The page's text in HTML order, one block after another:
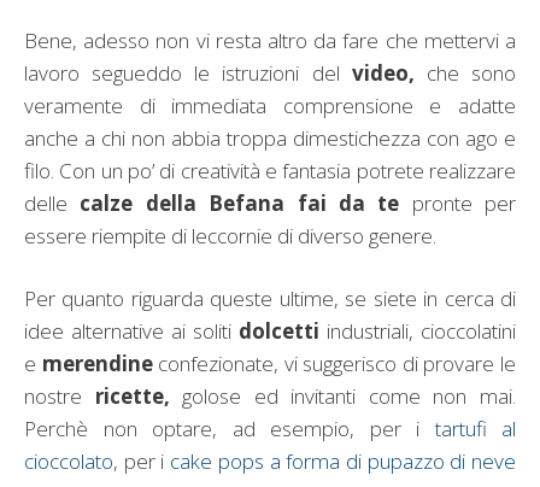
Bene, adesso non vi resta altro da fare che mettervi a
lavoro segueddo le istruzioni del video, che sono
veramente di immediata comprensione e adatte
anche a chi non abbia troppa dimestichezza con ago e
filo. Con un po’ di creatività e fantasia potrete realizzare
delle calze della Befana fai da te pronte per
essere riempite di leccornie di diverso genere.
Per quanto riguarda queste ultime, se siete in cerca di
idee alternative ai soliti dolcetti industriali, cioccolatini
e merendineconfezionate, vi suggerisco di provare le
nostre ricette, golose ed invitanti come non mai.
Perchè non optare, ad esempio, per itartufi al
cioccolato, per i cake pops a forma di pupazzo di neve